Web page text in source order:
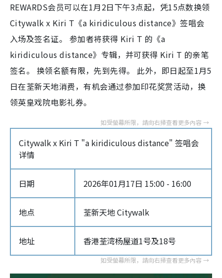
REWARDS会员可以在1月2日下午3点起，凭15点数换领
Citywalk x Kiri T《a kiridiculous distance》签唱会
入场及签名证。 参加者将获得 Kiri T 的《a
kiridiculous distance》专辑，并可获得 Kiri T 的亲笔
签名。 换领名额有限，先到先得。 此外，即日起至1月5
日在荃新天地消费，有机会通过参加印花奖赏活动，换
领英皇戏院电影礼券。
Citywalk x Kiri T "a kiridiculous distance" 签唱会
详情
日期 2026年01月17日 15:00 - 16:00
地点 荃新天地 Citywalk
地址 香港荃湾杨屋道1号‎及18号